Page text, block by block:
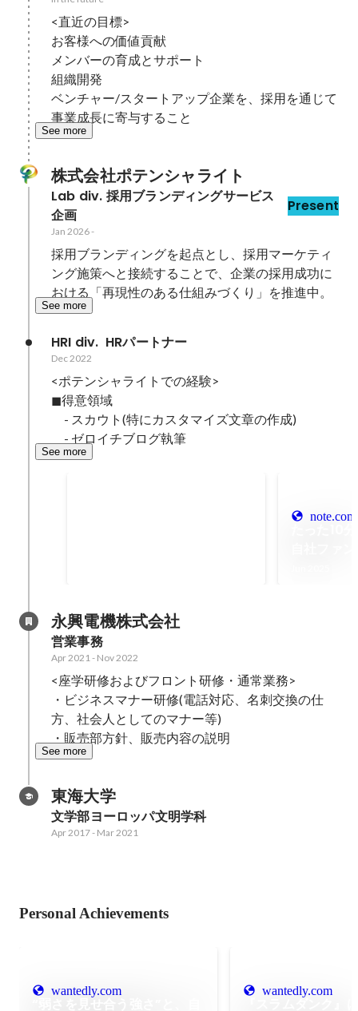
<直近の目標>
お客様への価値貢献
メンバーの育成とサポート
組織開発
ベンチャー/スタートアップ企業を、採用を通じて
事業成長に寄与すること
See more
株式会社ポテンシャライト
Lab div. 採用ブランディングサービス
企画
Present
Jan 2026-
採用ブランディングを起点とし、採用マーケティ
ング施策へと接続することで、企業の採用成功に
おける「再現性のある仕組みづくり」を推進中。
See more
HRI div.  HRパートナー
Dec 2022
<ポテンシャライトでの経験>
◼︎得意領域
- スカウト(特にカスタマイズ文章の作成)
- ゼロイチブログ執筆
See more
note.com
永興電機株式会社
営業事務
Apr 2021 - Nov 2022
<座学研修およびフロント研修・通常業務>
・ビジネスマナー研修(電話対応、名刺交換の仕
方、社会人としてのマナー等)
・販売部方針、販売内容の説明
See more
東海大学
文学部ヨーロッパ文明学科
Apr 2017- Mar 2021
Personal Achievements
wantedly.com wantedly.com